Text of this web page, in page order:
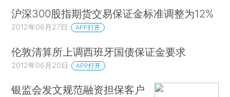
沪深300股指期货交易保证金标准调整为12%
2012年06月27日 APP打开
伦敦清算所上调西班牙国债保证金要求
2012年06月20日 APP打开
银监会发文规范融资担保客户